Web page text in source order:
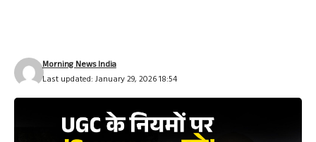
Last updated: January 29, 2026 18:54
Morning News India